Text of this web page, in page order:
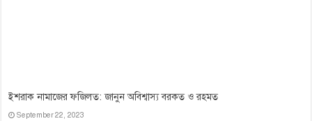
ইশরাক নামাজের ফজিলত: জানুন অবিশ্বাস্য বরকত ও রহমত
September 22, 2023